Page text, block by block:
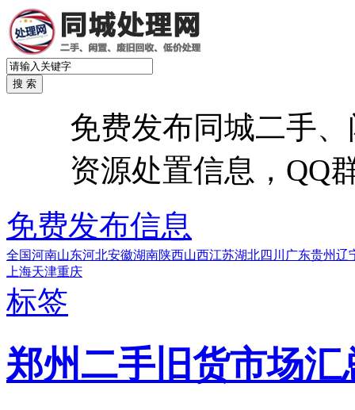
免费发布同城二手
资源处置信息，QQ
免费发布信息
全国河南山东河北安徽湖南陕西山西江苏湖北四川 广东贵州辽
上海天津重庆
标签
郑州二手旧货市场汇